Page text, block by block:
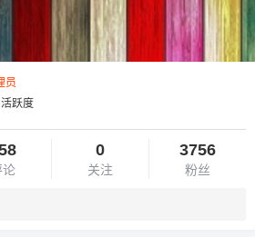
员
跃度
论
0
关注
3756
粉丝